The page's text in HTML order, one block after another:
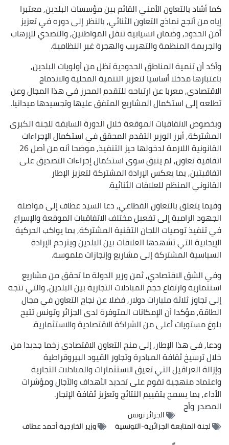
كما أشاد بالتعاون الأمني القائم بين مؤسسات البلدين, معتبرا
إياه من أنجح نماذج التعاون الثنائي, بالنظر إلى دوره في تعزيز
أمن الحدود, وضمان انسيابية تنقل المواطنين, والتصدي للإرهاب
والجريمة المنظمة والتهريب والهجرة غير النظامية.
وأكد أن تنمية المناطق الحدودية تظل من أولويات البلدين,
باعتبارها مدخلا أساسيا لتعزيز التنمية المحلية والاندماج
الاقتصادي, معربا عن ارتياحه للتقدم المحرز في هذا المجال وعن
تطلعه إلى استكمال المشاريع المتفق عليها وتجسيدها ميدانيا.
وبخصوص الاتفاقيات الموقعة خلال الدورة السابقة للجنة الكبرى
المشتركة, أبرز الوزير التقدم المحقق في استكمال الإجراءات
القانونية اللازمة لدخولها حيز التنفيذ, موضحا أنه من أصل 26
اتفاقية تعاون, لم يتبق سوى استكمال إجراءات التصديق على
اتفاقيتين, بما يعكس الإرادة المشتركة لتعزيز الإطار
القانوني المنظم للعلاقات الثنائية.
وفيما يتعلق بالتعاون القطاعي, دعا السيد عطاف إلى مواصلة
الجهود الرامية إلى تفعيل مختلف الاتفاقيات الموقعة والإسراع
في تنفيذ توصيات اللجان التقنية المشتركة, بما يواكب الحركية
الإيجابية التي تشهدها العلاقات بين البلدين ويترجم الإرادة
السياسية المشتركة إلى مشاريع وإنجازات ملموسة.
وفي الشق الاقتصادي, ثمن وزير الدولة ما تحقق من مشاريع
استثمارية وارتفاع حجم المبادلات التجارية بين البلدين, والتي تتجه
إلى تجاوز ثلاثة مليارات دولار, فضلا عن نجاح التعاون في مجال
الطاقة, مؤكدا أن الإمكانات المتوفرة لدى الجزائر وتونس تتيح
بلوغ مستويات أعلى من الشراكة الاقتصادية والاستثمارية.
ودعا, في هذا الإطار, إلى منح التعاون الاقتصادي زخما جديدا من
خلال ترسيخ ثقافة المبادرة وتجاوز القيود البيروقراطية
وإزالة العراقيل التي تعيق الاستثمارات والمبادلات التجارية
واعتماد منهجية تقوم على تحديد الأهداف والآجال ومؤشرات
الأداء, بما يسمح بتقييم النتائج وتعزيز ثقافة الإنجاز.
المصدروأج
الجزائر تونس
لجنة المتابعة الجزائرية-التونسية
وزير الخارجية أحمد عطاف